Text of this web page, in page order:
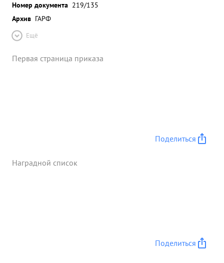
Номер документа 219/135
Архив ГАРФ
Ещё
Первая страница приказа
Поделиться
Наградной список
Поделиться